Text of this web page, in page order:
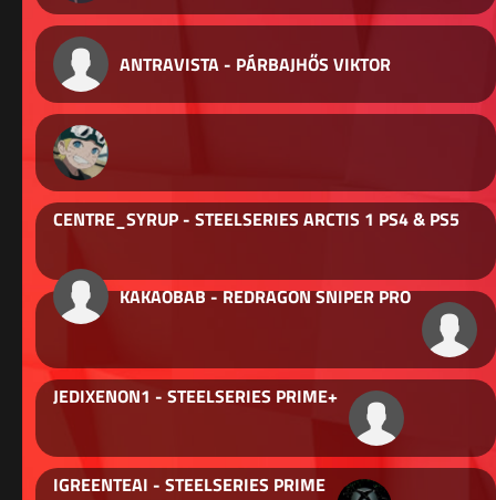
ANTRAVISTA - PÁRBAJHŐS VIKTOR
CENTRE_SYRUP - STEELSERIES ARCTIS 1 PS4 & PS5
KAKAOBAB - REDRAGON SNIPER PRO
JEDIXENON1 - STEELSERIES PRIME+
IGREENTEAI - STEELSERIES PRIME